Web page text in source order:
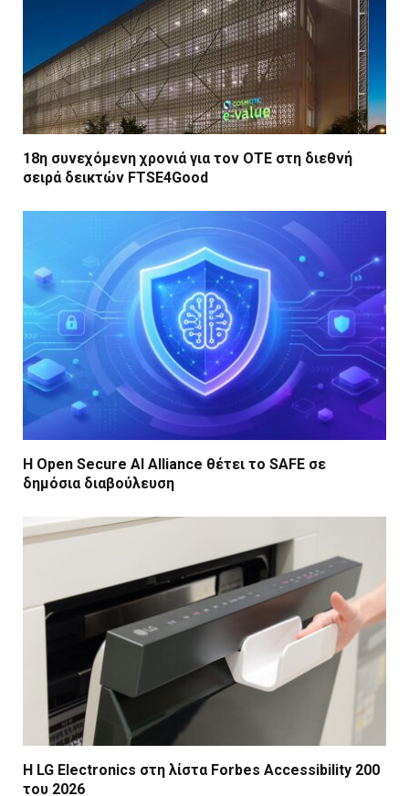
18η συνεχόμενη χρονιά για τον ΟΤΕ στη διεθνή
σειρά δεικτών FTSE4Good
Η Open Secure AI Alliance θέτει το SAFE σε
δημόσια διαβούλευση
Η LG Electronics στη λίστα Forbes Accessibility 200
του 2026